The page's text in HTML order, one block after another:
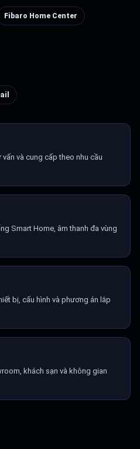
Fibaro Home Center
và cung cấp theo nhu cầu
Smart Home, âm thanh đa vùng
bị, cấu hình và phương án lắp
khách sạn và không gian